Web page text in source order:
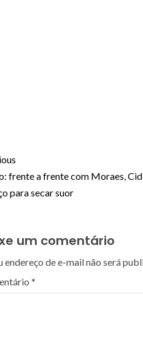
frente a frente com Moraes,
para secar suor
um comentário
endereço de e-mail não será
*